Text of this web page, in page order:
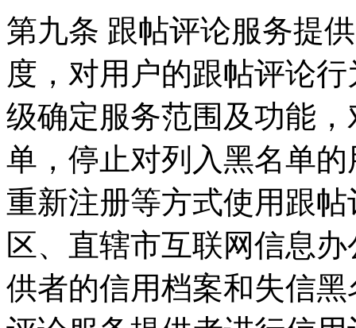
第九条 跟帖评论服务提
度，对用户的跟帖评论
级确定服务范围及功能
单，停止对列入黑名单
重新注册等方式使用跟
区、直辖市互联网信息
供者的信用档案和失信